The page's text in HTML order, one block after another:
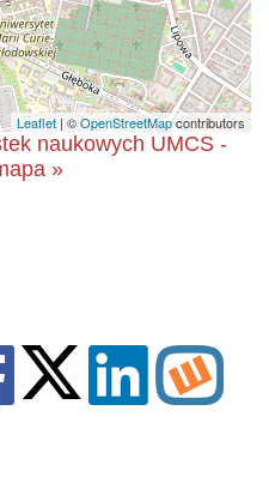
Leaflet| ©OpenStreetMapcontributors
naukowych UMCS -
»